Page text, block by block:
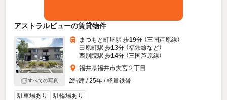
アストラルビューの賃貸物件
すべての写真
まつもと町屋駅 歩19分 （三国芦原線）
田原町駅 歩13分 （福鉄線など）
西別院駅 歩14分 （三国芦原線）
福井県福井市大宮２丁目
2階建 / 25年 / 軽量鉄骨
駐車場あり 駐輪場あり